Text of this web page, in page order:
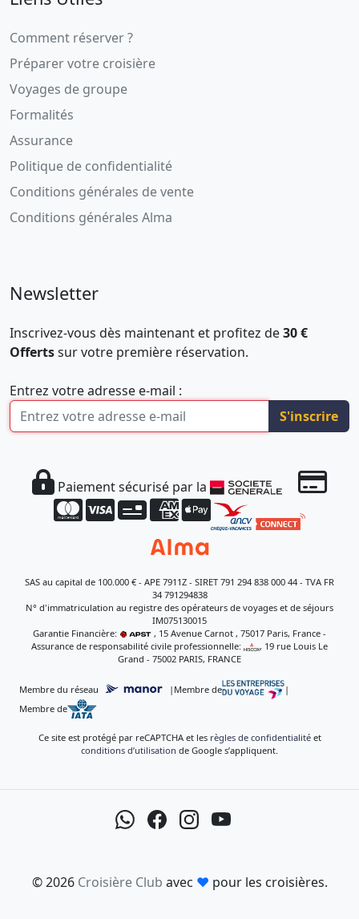
Comment réserver ?
Préparer votre croisière
Voyages de groupe
Formalités
Assurance
Politique de confidentialité
Conditions générales de vente
Conditions générales Alma
Newsletter
Inscrivez-vous dès maintenant et profitez de30 €
Offertssur votre première réservation.
Entrez votre adresse e-mail :
S'inscrire
Paiement sécurisé par la
SAS au capital de 100.000 € - APE 7911Z - SIRET 791 294 838 000 44 - TVA FR
34 791294838
N° d'immatriculation au registre des opérateurs de voyages et de séjours
IM075130015
Garantie Financière:
, 15 Avenue Carnot , 75017 Paris, France -
Assurance de responsabilité civile professionnelle:
, 19 rue Louis Le
Grand - 75002 PARIS, FRANCE
Membre du réseau | Membre de
|
Membre de
Ce site est protégé par reCAPTCHA et les règles de confidentialitéet
conditions d’utilisation de Google s’appliquent.
© 2026 Croisière Club avec ♥ pour les croisières.